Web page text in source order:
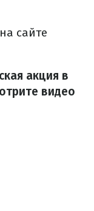
сайте
акция в
видео